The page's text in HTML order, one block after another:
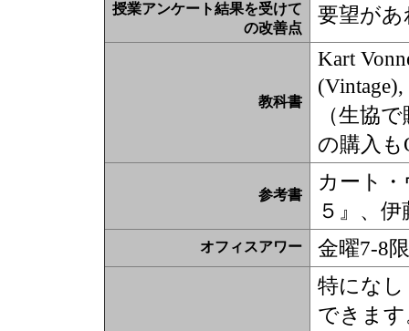
授業アンケート結果を受けて
の改善点
要望が
教科書
Kart
（生協
の購入も
参考書
カート
５』、
オフィスアワー 金曜7-8限
特にな
できま